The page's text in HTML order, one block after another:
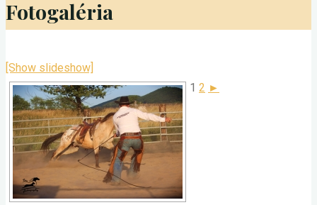
Fotogaléria
[Show slideshow]
1 2 ►